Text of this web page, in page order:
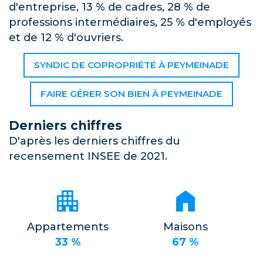
d'entreprise, 13 % de cadres, 28 % de
professions intermédiaires, 25 % d'employés
et de 12 % d'ouvriers.
SYNDIC DE COPROPRIÉTÉ À PEYMEINADE
FAIRE GÉRER SON BIEN À PEYMEINADE
Derniers chiffres
D'après les derniers chiffres du
recensement INSEE de 2021.
Appartements
33 %
Maisons
67 %